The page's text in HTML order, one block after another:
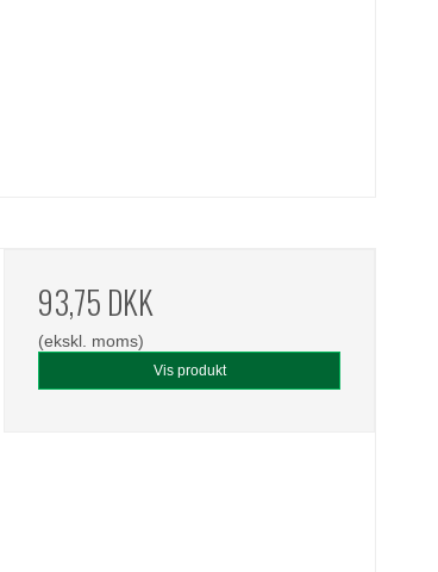
93,75 DKK
(ekskl. moms)
Vis produkt